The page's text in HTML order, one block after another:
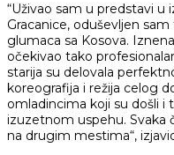
“Uživao sam u predstavi
Gracanice, oduševljen
glumaca sa Kosova.
očekivao tako
starija su delovala
koreografija i režija celog
omladincima koji su došli i
izuzetnom uspehu. Svaka
na drugim mestima“,